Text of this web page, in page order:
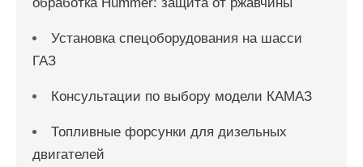
Установка спецоборудования на шасси
ГАЗ
Консультации по выбору модели КАМАЗ
Топливные форсунки для дизельных
двигателей